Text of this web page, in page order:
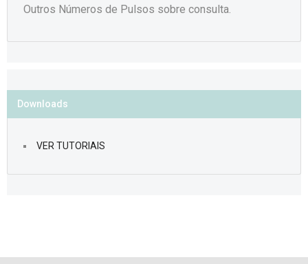
Outros Números de Pulsos sobre consulta.
Downloads
VER TUTORIAIS